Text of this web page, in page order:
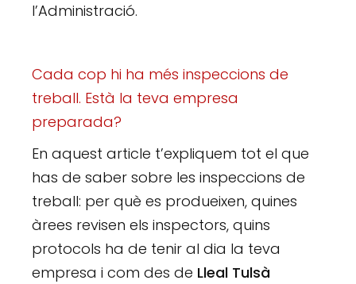
l’Administració.
Cada cop hi ha més inspeccions de
treball. Està la teva empresa
preparada?
En aquest article t’expliquem tot el que
has de saber sobre les inspeccions de
treball: per què es produeixen, quines
àrees revisen els inspectors, quins
protocols ha de tenir al dia la teva
empresa i com des de Lleal Tulsà